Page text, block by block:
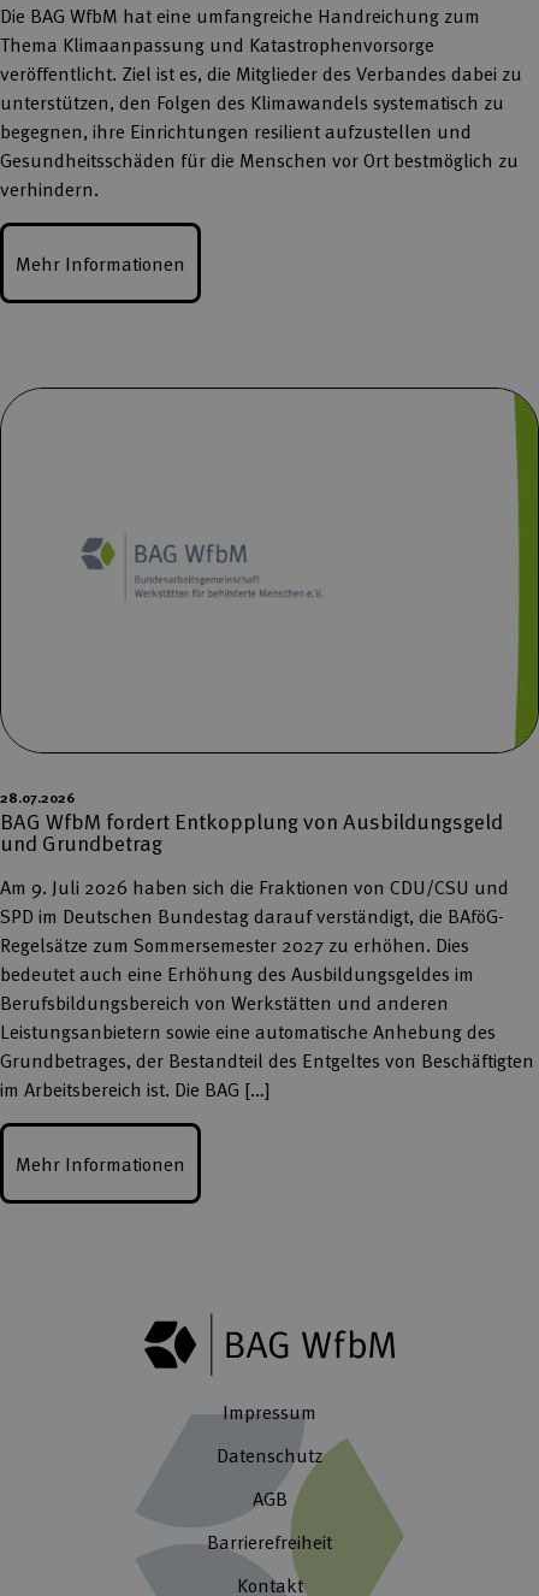
Die BAG WfbM hat eine umfangreiche Handreichung zum
Thema Klimaanpassung und Katastrophenvorsorge
veröffentlicht. Ziel ist es, die Mitglieder des Verbandes dabei zu
unterstützen, den Folgen des Klimawandels systematisch zu
begegnen, ihre Einrichtungen resilient aufzustellen und
Gesundheitsschäden für die Menschen vor Ort bestmöglich zu
verhindern.
Mehr Informationen
28.07.2026
BAG WfbM fordert Entkopplung von Ausbildungsgeld
und Grundbetrag
Am 9. Juli 2026 haben sich die Fraktionen von CDU/CSU und
SPD im Deutschen Bundestag darauf verständigt, die BAföG-
Regelsätze zum Sommersemester 2027 zu erhöhen. Dies
bedeutet auch eine Erhöhung des Ausbildungsgeldes im
Berufsbildungsbereich von Werkstätten und anderen
Leistungsanbietern sowie eine automatische Anhebung des
Grundbetrages, der Bestandteil des Entgeltes von Beschäftigten
im Arbeitsbereich ist. Die BAG […]
Mehr Informationen
Impressum
Datenschutz
AGB
Barrierefreiheit
Kontakt